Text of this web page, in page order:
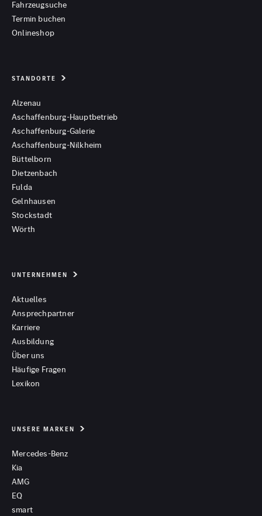
Fahrzeugsuche
Termin buchen
Onlineshop
STANDORTE
Alzenau
Aschaffenburg-Hauptbetrieb
Aschaffenburg-Galerie
Aschaffenburg-Nilkheim
Büttelborn
Dietzenbach
Fulda
Gelnhausen
Stockstadt
Wörth
UNTERNEHMEN
Aktuelles
Ansprechpartner
Karriere
Ausbildung
Über uns
Häufige Fragen
Lexikon
UNSERE MARKEN
Mercedes-Benz
Kia
AMG
EQ
smart